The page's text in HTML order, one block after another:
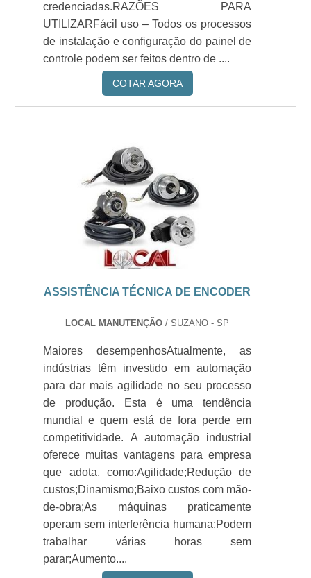
credenciadas.RAZÕES PARA
UTILIZARFácil uso – Todos os processos
de instalação e configuração do painel de
controle podem ser feitos dentro de ....
COTAR AGORA
ASSISTÊNCIA TÉCNICA DE ENCODER
LOCAL MANUTENÇÃO / SUZANO - SP
Maiores desempenhosAtualmente, as
indústrias têm investido em automação
para dar mais agilidade no seu processo
de produção. Esta é uma tendência
mundial e quem está de fora perde em
competitividade. A automação industrial
oferece muitas vantagens para empresa
que adota, como:Agilidade;Redução de
custos;Dinamismo;Baixo custos com mão-
de-obra;As máquinas praticamente
operam sem interferência humana;Podem
trabalhar várias horas sem
parar;Aumento....